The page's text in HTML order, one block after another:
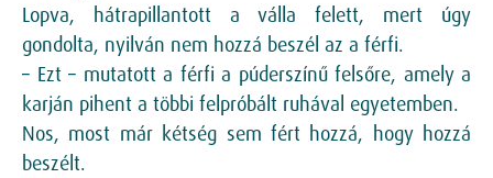
Lopva, hátrapillantott a válla felett, mert úgy
gondolta, nyilván nem hozzá beszél az a férfi.
– Ezt – mutatott a férfi a púderszínű felsőre, amely a
karján pihent a többi felpróbált ruhával egyetemben.
Nos, most már kétség sem fért hozzá, hogy hozzá
beszélt.